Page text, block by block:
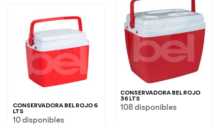
CONSERVADORA BEL ROJO
36 LTS
108 disponibles
CONSERVADORA BEL ROJO 6
LTS
10 disponibles